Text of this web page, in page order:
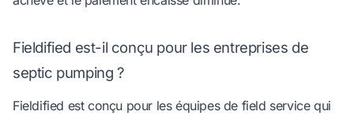
Fieldified est-il conçu pour les entreprises de
septic pumping ?
Fieldified est conçu pour les équipes de field service qui